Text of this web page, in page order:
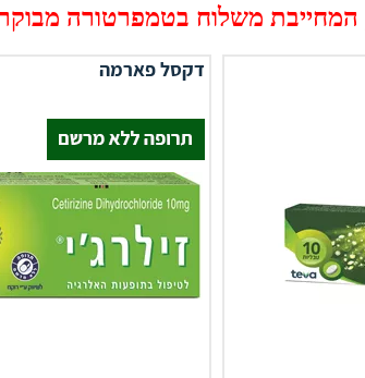
משלוח בטמפרטורה מבוקרת
דקסל פארמה